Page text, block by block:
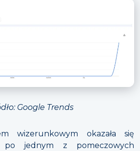
Google Trends
wizerunkowym okazała się
po jednym z pomeczowych